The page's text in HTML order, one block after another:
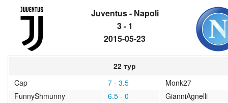
Новости кубков 2026-27
2018/2019
Juventus - Napoli
3 - 1
2015-05-23
22 тур
Cap
7 - 3.5
Monk27
FunnyShmunny
6.5 - 0
GianniAgnelli